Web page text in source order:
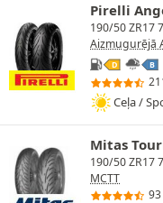
Pirelli
190/50 ZR17
Aizmugurējā
D B
Ceļa /
Mitas
190/50 ZR17
MCTT